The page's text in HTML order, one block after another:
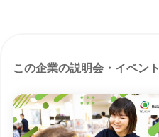
この企業の説明会・イベント